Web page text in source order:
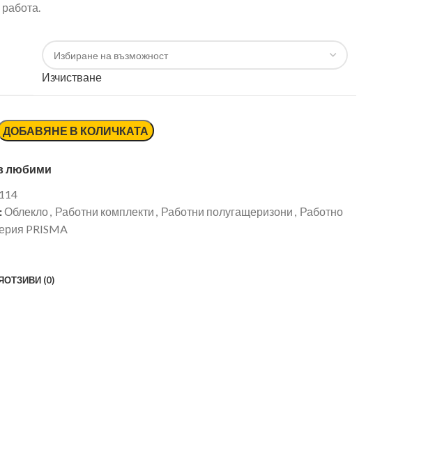
Изчистване
ДОБАВЯНЕ В КОЛИЧКАТА
любими
Облекло, Работни комплекти , Работни полугащеризони , Работно
PRISMA
ОТЗИВИ (0)